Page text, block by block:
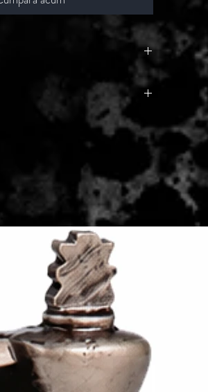
sectiune sunt puse la vanzare
doreste personalizarea, acest
la pretul produselor comandate
difera in functie de
si modalitatea de
pe spatele medaliilor,
metalic sau PVC metalizat
de numarul de medalii
in vederea confirmarii
daca este cazul.
2 zile lucratoare, din momentul